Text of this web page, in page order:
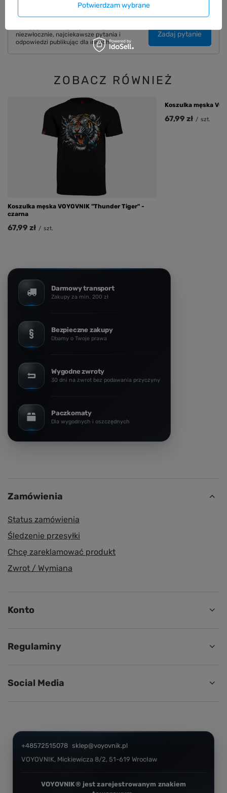
Potrzebujesz pomocy? Masz pytania?
niezwłocznie, najciekawsze pytania i
odpowiedzi publikując dla innych.
Zadaj pytanie
ZOBACZ RÓWNIEŻ
Koszulka męska VOYOVNIK "Thunder Tiger" -
czarna
67,99 zł / szt.
Koszulka męska
67,99 zł / szt.
Darmowy transport
Zakupy za min. 200 zł
Bezpieczne zakupy
Dbamy o Twoje prawa
Wygodne zwroty
30 dni na zwrot bez podawania przyczyny
Paczkomaty
Dla wygodnych i oszczędnych
Zamówienia
Status zamówienia
Śledzenie przesyłki
Chcę zareklamować produkt
Zwrot / Wymiana
Konto
Regulaminy
Social Media
+48572515078 sklep@voyovnik.pl
VOYOVNIK, Mickiewicza 8/2, 51-619 Wrocław
Potwierdzam wybrane